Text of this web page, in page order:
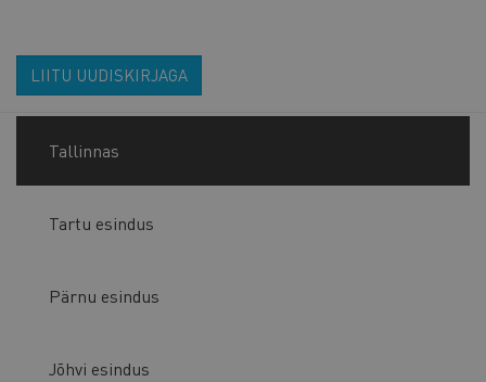
LIITU UUDISKIRJAGA
Tallinnas
Tartu esindus
Pärnu esindus
Jõhvi esindus